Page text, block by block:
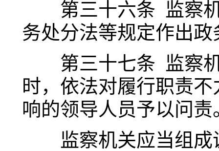
第三十六条 监察机
务处分法等规定作出
第三十七条 监察机
时，依法对履行职责
响的领导人员予以问责
监察机关应当组成